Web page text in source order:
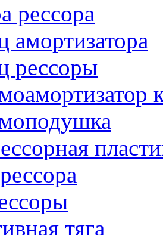
рессора
амортизатора
рессоры
тяга